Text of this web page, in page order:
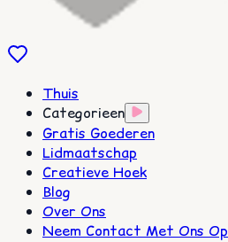
Thuis
Categorieen
Gratis Goederen
Lidmaatschap
Creatieve Hoek
Blog
Over Ons
Neem Contact Met Ons Op